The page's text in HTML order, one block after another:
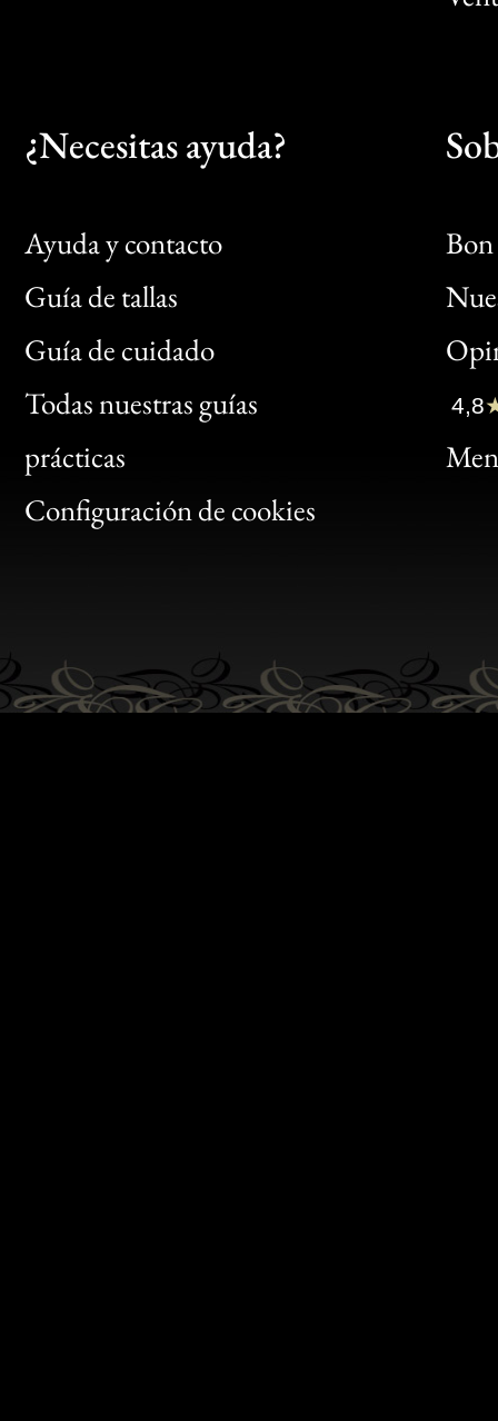
¿Necesitas ayuda?
Ayuda y contacto
Guía de tallas
Guía de cuidado
Todas nuestras guías
prácticas
Configuración de cookies
Bon
Clic
Bon
4,8